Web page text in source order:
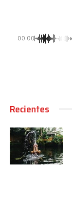
00:00
Recientes